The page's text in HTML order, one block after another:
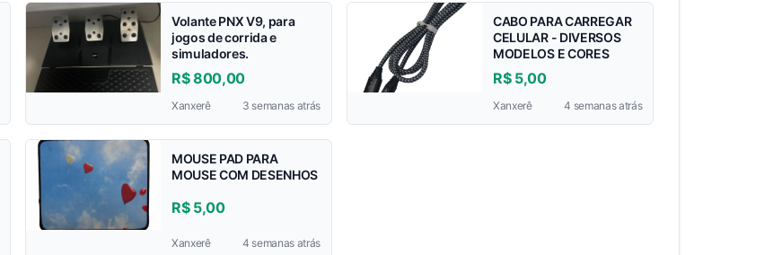
Volante PNX V9, para
jogos de corrida e
simuladores.
R$ 800,00
Xanxerê 3 semanas atrás
CABO PARA CARREGAR
CELULAR - DIVERSOS
MODELOS E CORES
R$ 5,00
Xanxerê 4 semanas atrás
MOUSE PAD PARA
MOUSE COM DESENHOS
R$ 5,00
Xanxerê 4 semanas atrás